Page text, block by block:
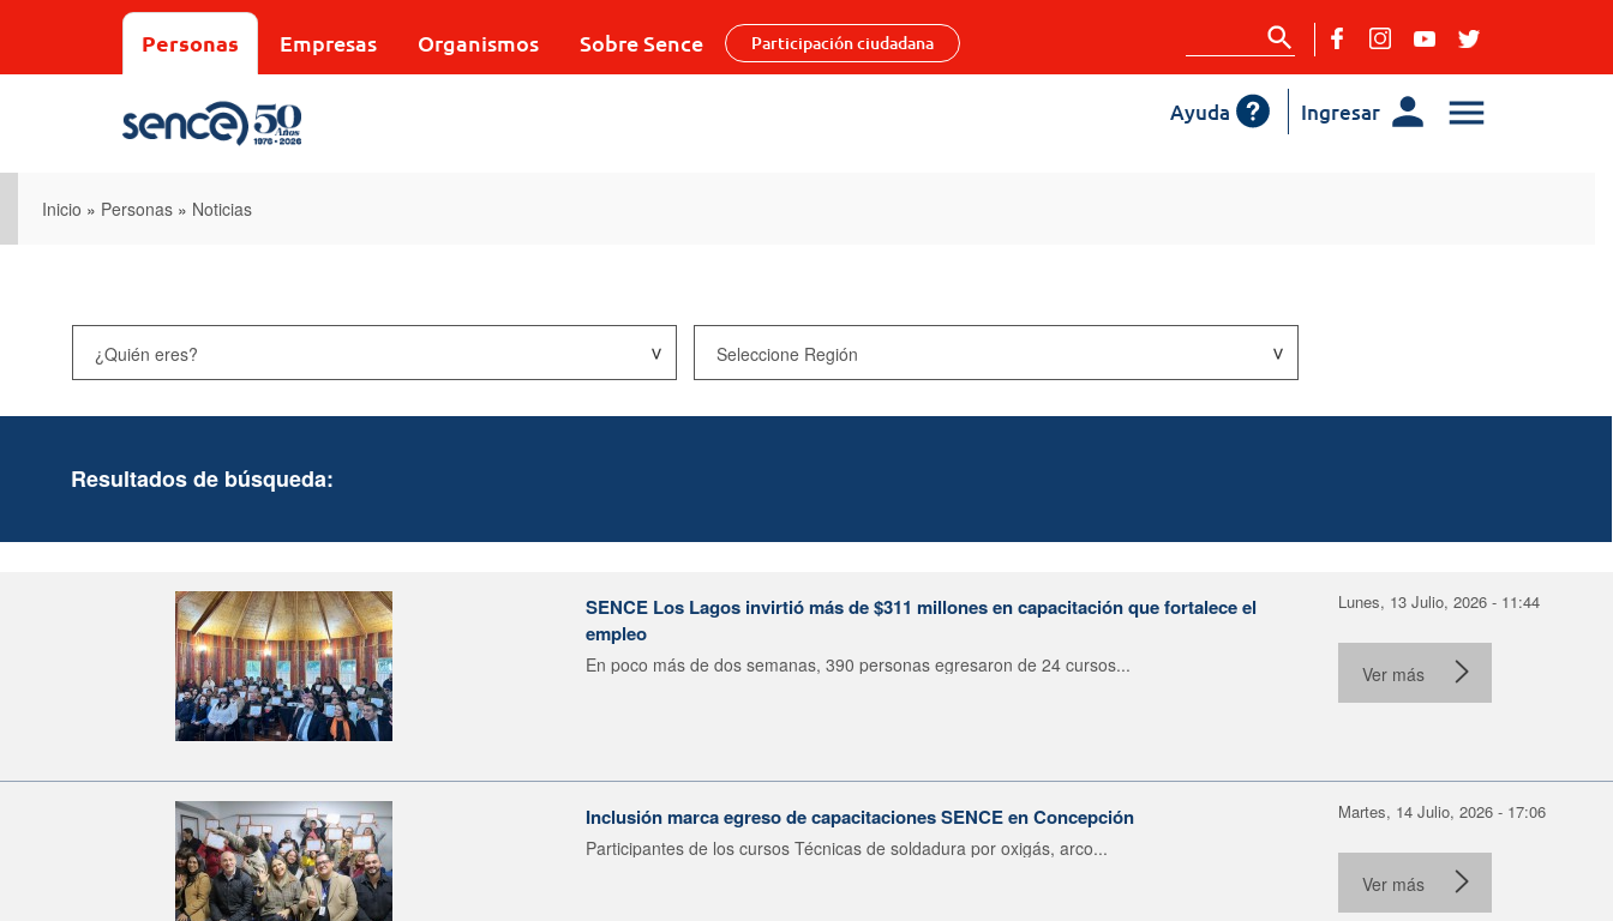
Personas Empresas Organismos Sobre Sence Participación ciudadana
Ingresar
Ayuda
Inicio » Personas » Noticias
Resultados de búsqueda:
SENCE Los Lagos invirtió más de $311 millones en capacitación que fortalece el
empleo
En poco más de dos semanas, 390 personas egresaron de 24 cursos...
Lunes, 13 Julio, 2026 - 11:44
Ver más
Inclusión marca egreso de capacitaciones SENCE en Concepción
Participantes de los cursos Técnicas de soldadura por oxigás, arco...
Martes, 14 Julio, 2026 - 17:06
Ver más